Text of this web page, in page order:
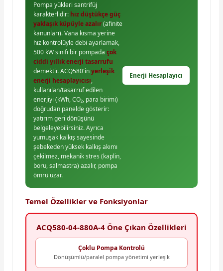
Pompa yükleri santrifüj
karakterlidir: hız düştükçe güç
yaklaşık küpüyle azalır(afinite
kanunları). Vana kısma yerine
hız kontrolüyle debi ayarlamak,
500 kW sınıfı bir pompada çok
ciddi yıllık enerji tasarrufu
demektir. ACQ580'inyerleşik
enerji hesaplayıcısı,
kullanılan/tasarruf edilen
enerjiyi (kWh, CO₂, para birimi)
doğrudan panelde gösterir:
yatırım geri dönüşünü
belgeleyebilirsiniz. Ayrıca
yumuşak kalkış sayesinde
şebekeden yüksek kalkış akımı
çekilmez, mekanik stres (kaplin,
boru, salmastra) azalır, pompa
ömrü uzar.
Enerji Hesaplayıcı
Temel Özellikler ve Fonksiyonlar
ACQ580-04-880A-4 Öne Çıkan Özellikleri
Çoklu Pompa Kontrolü
Dönüşümlü/paralel pompa yönetimi yerleşik